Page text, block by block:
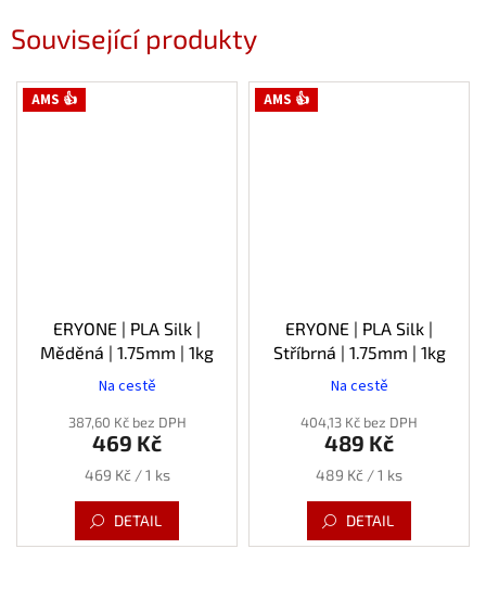
Související produkty
AMS 👍
ERYONE | PLA Silk |
Měděná | 1.75mm | 1kg
Na cestě
387,60 Kč bez DPH
469 Kč
Měrná
469 Kč / 1 ks
DETAIL
AMS 👍
ERYONE | PLA Silk |
Stříbrná | 1.75mm | 1kg
Na cestě
404,13 Kč bez DPH
489 Kč
Měrná
489 Kč / 1 ks
DETAIL